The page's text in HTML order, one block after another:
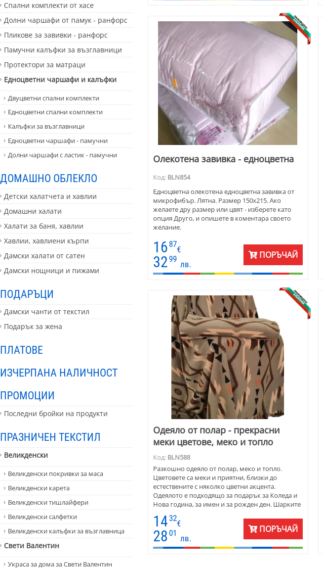
Спални комплекти от хасе
Долни чаршафи от памук - ранфорс
Пликове за завивки - ранфорс
Памучни калъфки за възглавници
Протектори за матраци
Едноцветни чаршафи и калъфки
Двуцветни спални комплекти
Едноцветни спални комплекти
Калъфки за възглавници
Едноцветни чаршафи - памучни
Долни чаршафи с ластик - памучни
ДОМАШНО ОБЛЕКЛО
Детски халатчета и хавлии
Домашни халати
Халати за баня, хавлии
Хавлии, хавлиени кърпи
Дамски халати от сатен
Дамски нощници и пижами
ПОДАРЪЦИ
Дамски чанти от текстил
Подарък за жена
ПЛАТОВЕ
ИЗЧЕРПАНА НАЛИЧНОСТ
ПРОМОЦИИ
Последни бройки на продукти
ПРАЗНИЧЕН ТЕКСТИЛ
Великденски
Великденски покривки за маса
Великденски карета
Великденски тишлайфери
Великденски салфетки
Великденски калъфки за възглавница
Свети Валентин
Украса за дома за Свети Валентин
Олекотена завивка - едноцветна
Код: BLN854
Едноцветна олекотена едноцветна завивка от
микрофибър. Лятна. Размер 150х215. Ако
желаете дру размер или цвят - изберете като
опция Друго, и опишете в коментара своето
желание.
16 87
€
3299
лв.
ПОРЪЧАЙ
Одеяло от полар - прекрасни
меки цветове, меко и топло
Код: BLN588
Разкошно одеяло от полар, меко и топло.
Цветовете са меки и приятни, близки до
естествените с няколко цветни акцента.
Одеялото е подходящо за подарък за Коледа и
Нова година, за имен и за рожден ден. Шарките
наподобяват мотивите по старите, ръчно
тъкани черги и покривала.
14 32
€
28 01
лв.
ПОРЪЧАЙ